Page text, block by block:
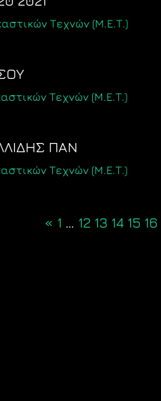
Τεχνών (Μ.Ε.Τ.)
Τεχνών (Μ.Ε.Τ.)
ΠΑΝ
Τεχνών (Μ.Ε.Τ.)
« 1 … 12 13 14 15 16